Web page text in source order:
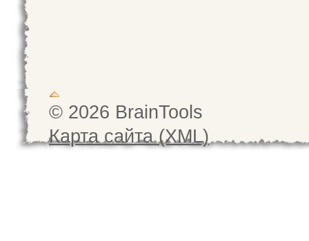
© 2026 BrainTools
Карта сайта (XML)